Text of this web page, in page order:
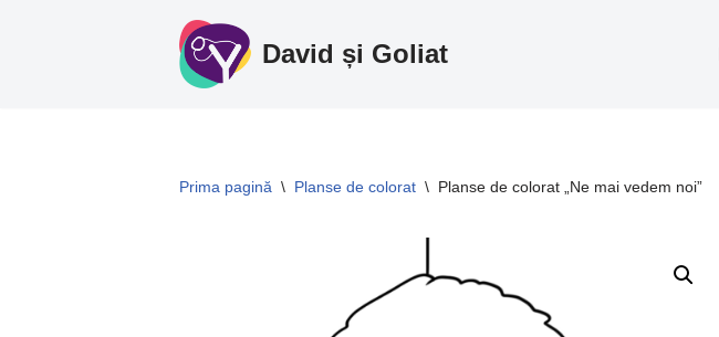
David și Goliat
Prima pagină \ Planse de colorat \ Planse de colorat „Ne mai vedem noi”